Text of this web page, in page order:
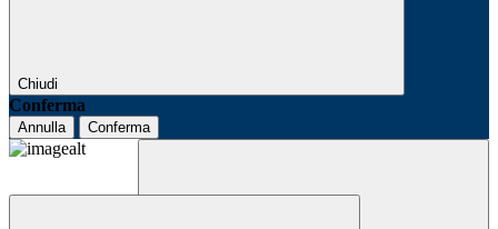
Chiudi
Conferma
Annulla Conferma